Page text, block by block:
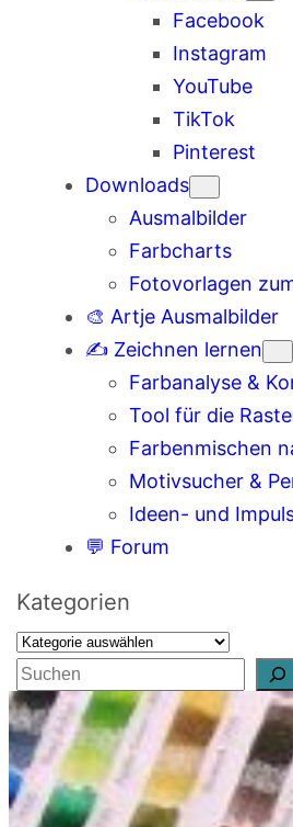
Facebook
Instagram
YouTube
TikTok
Pinterest
Downloads
Ausmalbilder
Farbcharts
Fotovorlagen
🎨 Artje Ausmalbilder
✍️ Zeichnen lernen
Farbanalyse &
Tool für die
Farbenmischen
Motivsucher &
Ideen- und
💬 Forum
Kategorien
S
u
c
h
e